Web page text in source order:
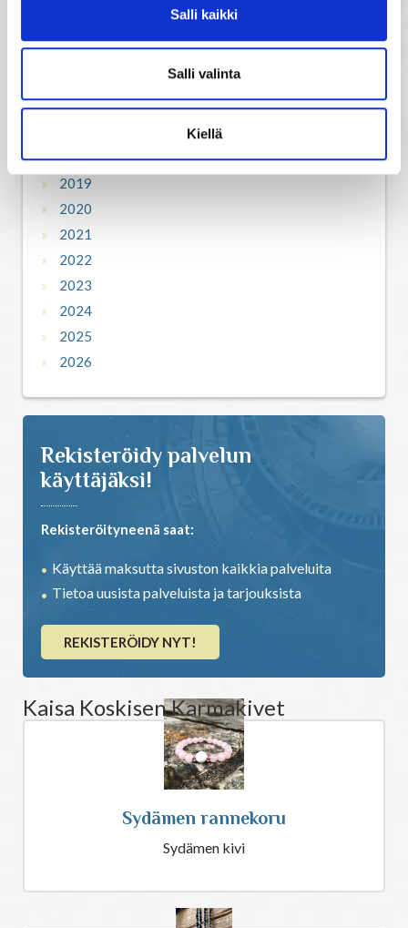
Salli kaikki
Salli valinta
Kiellä
2014
2016
2018
2019
2020
2021
2022
2023
2024
2025
2026
Rekisteröidy palvelun
käyttäjäksi!
Rekisteröityneenä saat:
Käyttää maksutta sivuston kaikkia palveluita
Tietoa uusista palveluista ja tarjouksista
REKISTERÖIDY NYT!
Kaisa Koskisen Karmakivet
Sydämen rannekoru
Sydämen kivi